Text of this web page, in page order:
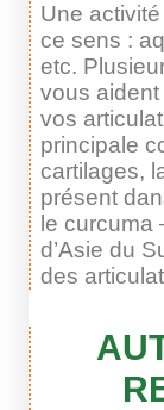
Une
ce sens :
etc.
vous
vos
principale
cartilages,
présent
le curcuma
d’Asie du
des